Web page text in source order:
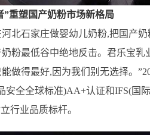
”重塑国产奶粉市场新格局
河北石家庄做婴幼儿奶粉,把国产
粉最低谷中绝地反击。君乐宝
做得最好,因为我们别无选择。
安全全球标准)AA+认证和IFS(国
行业品质标杆。